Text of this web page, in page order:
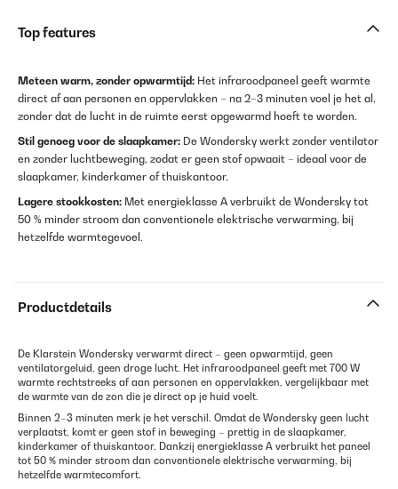
Top features
Meteen warm, zonder opwarmtijd: Het infraroodpaneel geeft warmte
direct af aan personen en oppervlakken – na 2–3 minuten voel je het al,
zonder dat de lucht in de ruimte eerst opgewarmd hoeft te worden.
Stil genoeg voor de slaapkamer: De Wondersky werkt zonder ventilator
en zonder luchtbeweging, zodat er geen stof opwaait – ideaal voor de
slaapkamer, kinderkamer of thuiskantoor.
Lagere stookkosten: Met energieklasse A verbruikt de Wondersky tot
50 % minder stroom dan conventionele elektrische verwarming, bij
hetzelfde warmtegevoel.
Productdetails
De Klarstein Wondersky verwarmt direct – geen opwarmtijd, geen
ventilatorgeluid, geen droge lucht. Het infraroodpaneel geeft met 700 W
warmte rechtstreeks af aan personen en oppervlakken, vergelijkbaar met
de warmte van de zon die je direct op je huid voelt.
Binnen 2–3 minuten merk je het verschil. Omdat de Wondersky geen lucht
verplaatst, komt er geen stof in beweging – prettig in de slaapkamer,
kinderkamer of thuiskantoor. Dankzij energieklasse A verbruikt het paneel
tot 50 % minder stroom dan conventionele elektrische verwarming, bij
hetzelfde warmtecomfort.